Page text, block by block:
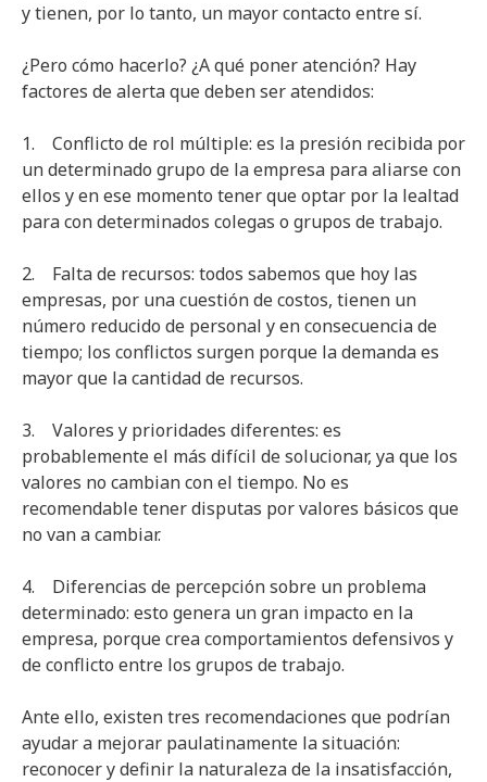
y tienen, por lo tanto, un mayor contacto entre sí.
¿Pero cómo hacerlo? ¿A qué poner atención? Hay
factores de alerta que deben ser atendidos:
1. Conflicto de rol múltiple: es la presión recibida por
un determinado grupo de la empresa para aliarse con
ellos y en ese momento tener que optar por la lealtad
para con determinados colegas o grupos de trabajo.
2. Falta de recursos: todos sabemos que hoy las
empresas, por una cuestión de costos, tienen un
número reducido de personal y en consecuencia de
tiempo; los conflictos surgen porque la demanda es
mayor que la cantidad de recursos.
3. Valores y prioridades diferentes: es
probablemente el más difícil de solucionar, ya que los
valores no cambian con el tiempo. No es
recomendable tener disputas por valores básicos que
no van a cambiar.
4. Diferencias de percepción sobre un problema
determinado: esto genera un gran impacto en la
empresa, porque crea comportamientos defensivos y
de conflicto entre los grupos de trabajo.
Ante ello, existen tres recomendaciones que podrían
ayudar a mejorar paulatinamente la situación:
reconocer y definir la naturaleza de la insatisfacción,